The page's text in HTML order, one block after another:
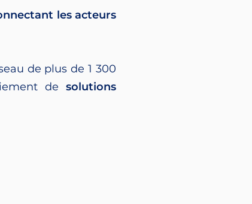
les acteurs
de plus de 1 300
desolutions